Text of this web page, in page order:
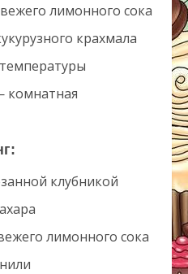
лимонного сока
крахмала
комнатная
клубникой
лимонного сока